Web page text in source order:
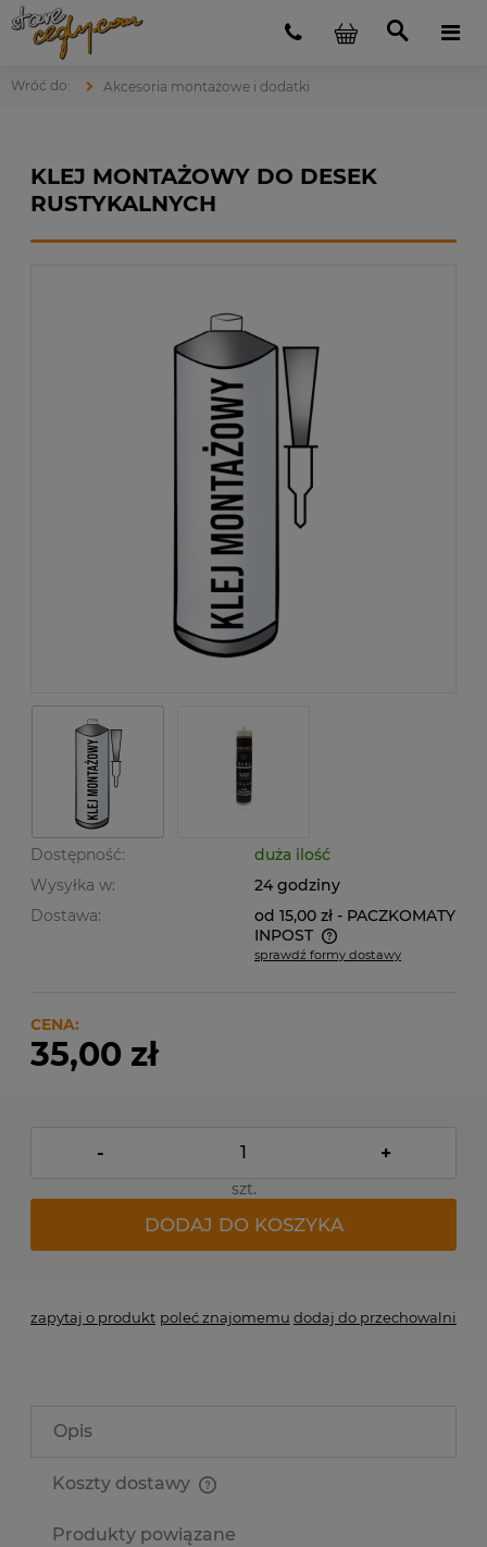
Akcesoria montażowe i dodatki
KLEJ MONTAŻOWY DO DESEK
RUSTYKALNYCH
Dostępność:
duża ilość
Wysyłka w:
24 godziny
Dostawa:
od 15,00 zł - PACZKOMATY
INPOST
Cena nie zawiera ewentualnych kosztów płatności
sprawdź formy dostawy
CENA:
35,00 zł
- +
szt.
DODAJ DO KOSZYKA
zapytaj o produkt poleć znajomemu dodaj do przechowalni
Opis
Koszty dostawy
Produkty powiązane